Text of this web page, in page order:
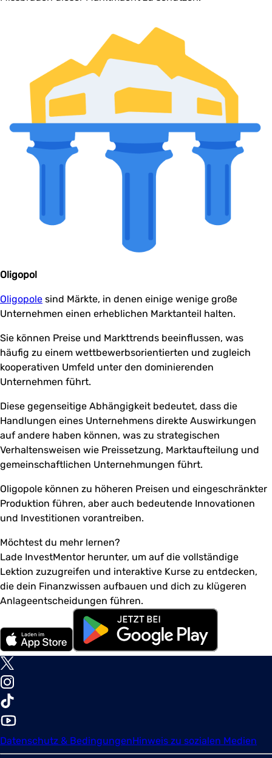
Oligopol
Oligopole sind Märkte, in denen einige wenige große
Unternehmen einen erheblichen Marktanteil halten.
Sie können Preise und Markttrends beeinflussen, was
häufig zu einem wettbewerbsorientierten und zugleich
kooperativen Umfeld unter den dominierenden
Unternehmen führt.
Diese gegenseitige Abhängigkeit bedeutet, dass die
Handlungen eines Unternehmens direkte Auswirkungen
auf andere haben können, was zu strategischen
Verhaltensweisen wie Preissetzung, Marktaufteilung und
gemeinschaftlichen Unternehmungen führt.
Oligopole können zu höheren Preisen und eingeschränkter
Produktion führen, aber auch bedeutende Innovationen
und Investitionen vorantreiben.
Möchtest du mehr lernen?
Lade InvestMentor herunter, um auf die vollständige
Lektion zuzugreifen und interaktive Kurse zu entdecken,
die dein Finanzwissen aufbauen und dich zu klügeren
Anlageentscheidungen führen.
Datenschutz & BedingungenHinweis zu sozialen Medien